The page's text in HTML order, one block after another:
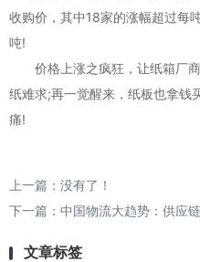
收购价，其中18家的涨幅超过每
吨!
价格上涨之疯狂，让纸箱厂商
纸难求;再一觉醒来，纸板也拿钱
痛!
上一篇：没有了！
下一篇： 中国物流大趋势：供应
文章标签